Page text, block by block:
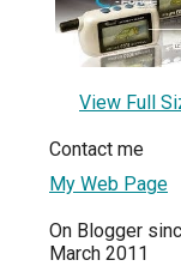
View Full
Contact me
My Web Page
On Blogger
March 2011